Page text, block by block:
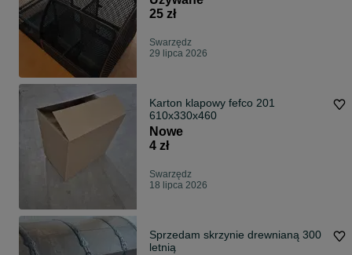
25 zł
Swarzędz
29 lipca 2026
Karton klapowy fefco 201
610x330x460
Nowe
4 zł
Swarzędz
18 lipca 2026
Sprzedam skrzynie drewnianą 300
letnią